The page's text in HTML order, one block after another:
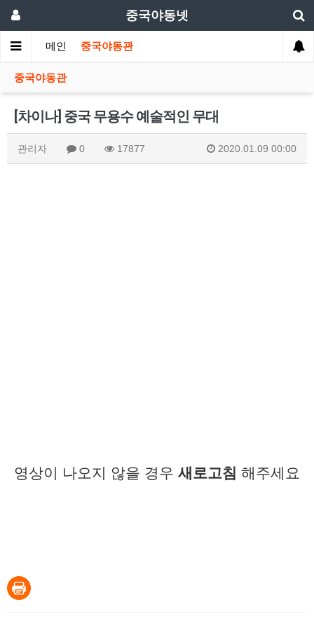
중국야동넷
메인 중국야동관
중국야동관
[차이나] 중국 무용수 예술적인 무대
관리자 0 17877 2020.01.09 00:00
영상이 나오지 않을 경우 새로고침 해주세요